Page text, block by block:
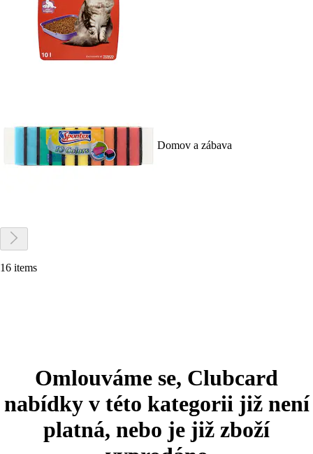
Domov a zábava
16 items
Omlouváme se, Clubcard
nabídky v této kategorii již není
platná, nebo je již zboží